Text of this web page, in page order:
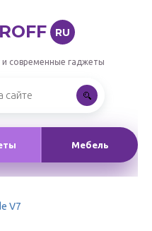
RU
и современные гаджеты
Мебель
V7